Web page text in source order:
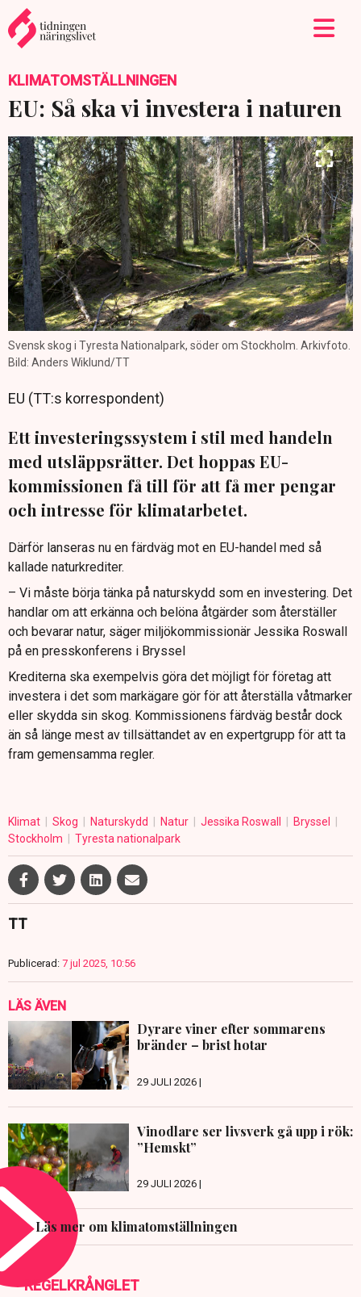
KLIMATOMSTÄLLNINGEN
EU: Så ska vi investera i naturen
Svensk skog i Tyresta Nationalpark, söder om Stockholm. Arkivfoto.
Bild: Anders Wiklund/TT
EU (TT:s korrespondent)
Ett investeringssystem i stil med handeln
med utsläppsrätter. Det hoppas EU-
kommissionen få till för att få mer pengar
och intresse för klimatarbetet.
Därför lanseras nu en färdväg mot en EU-handel med så
kallade naturkrediter.
– Vi måste börja tänka på naturskydd som en investering. Det
handlar om att erkänna och belöna åtgärder som återställer
och bevarar natur, säger miljökommissionär Jessika Roswall
på en presskonferens i Bryssel
Krediterna ska exempelvis göra det möjligt för företag att
investera i det som markägare gör för att återställa våtmarker
eller skydda sin skog. Kommissionens färdväg består dock
än så länge mest av tillsättandet av en expertgrupp för att ta
fram gemensamma regler.
Klimat Skog Naturskydd Natur Jessika Roswall
Bryssel
Stockholm
Tyresta nationalpark
TT
Publicerad: 7 jul 2025, 10:56
LÄS ÄVEN
Dyrare viner efter sommarens
bränder – brist hotar
29 JULI 2026 |
Vinodlare ser livsverk gå upp i rök:
”Hemskt”
29 JULI 2026 |
Läs mer om klimatomställningen
REGELKRÅNGLET